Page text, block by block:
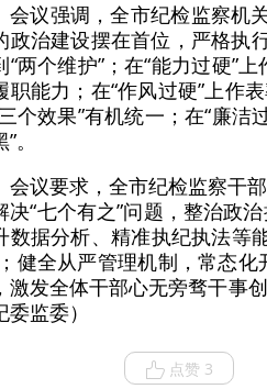
会议强调，全市纪检监察机
政治建设摆在首位，严格执
“两个维护”；在“能力过硬”
职能力；在“作风过硬”上作
个效果”有机统一；在“廉
。
会议要求，全市纪检监察干
决“七个有之”问题，整治政
数据分析、精准执纪执法等
健全从严管理机制，常态
激发全体干部心无旁骛干事
委监委）
点赞 3